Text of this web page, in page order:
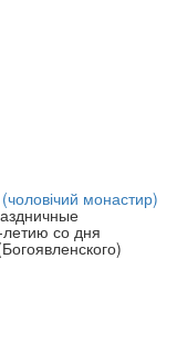
монастир)
со дня